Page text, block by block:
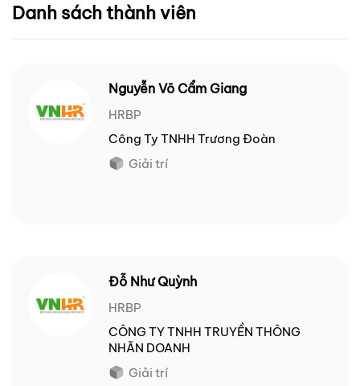
Danh sách thành viên
Nguyễn Võ Cẩm Giang
HRBP
Công Ty TNHH Trương Đoàn
Giải trí
Đỗ Như Quỳnh
HRBP
CÔNG TY TNHH TRUYỀN THÔNG
NHÃN DOANH
Giải trí